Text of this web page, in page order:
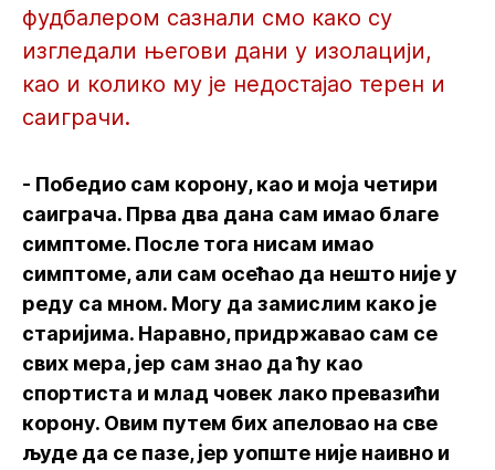
фудбалером сазнали смо како су
изгледали његови дани у изолацији,
као и колико му је недостајао терен и
саиграчи.
- Победио сам корону, као и моја четири
саиграча. Прва два дана сам имао благе
симптоме. После тога нисам имао
симптоме, али сам осећао да нешто није у
реду са мном. Могу да замислим како је
старијима. Наравно, придржавао сам се
свих мера, јер сам знао да ћу као
спортиста и млад човек лако превазићи
корону. Овим путем бих апеловао на све
људе да се пазе, јер уопште није наивно и